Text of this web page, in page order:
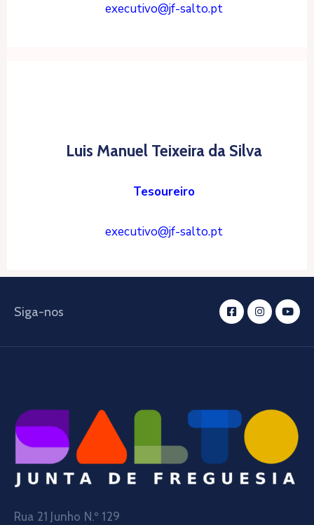
executivo@jf-salto.pt
Luis Manuel Teixeira da Silva
Tesoureiro
executivo@jf-salto.pt
Siga-nos
Rua 21 Junho N.º 129